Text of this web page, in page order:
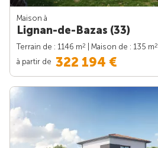
Maison à
Lignan-de-Bazas (33)
Terrain de : 1146 m2 | Maison de : 135 m2
à partir de 322 194 €